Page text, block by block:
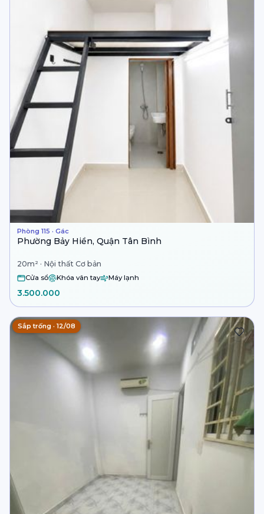
Phòng 115 · Gác
Phường Bảy Hiền, Quận Tân Bình
20m² · Nội thất Cơ bản
Cửa sổ Khóa vân tay Máy lạnh
3.500.000
Sắp trống · 12/08